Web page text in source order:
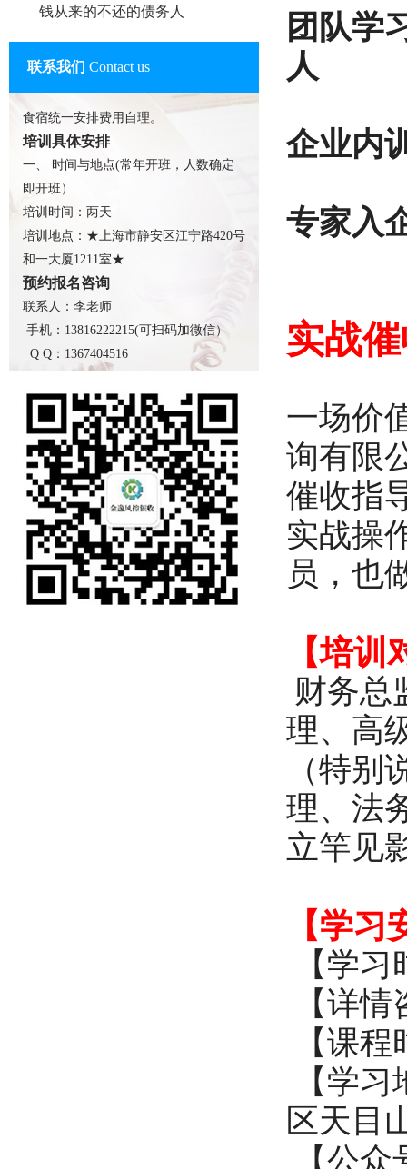
钱从来的不还的债务人
联系我们 Contact us
食宿统一安排费用自理。
培训具体安排
一、 时间与地点(常年开班，人数确定
即开班）
培训时间：两天
培训地点：★上海市静安区江宁路420号
和一大厦1211室★
预约报名咨询
联系人：李老师
手机：13816222215(可扫码加微信）
Q Q：1367404516
团队学
人
企业内
专家入
实战
一场价
询有限
催收指
实战操
员，也
【培训
财务总
理、高
（特
理、法
立竿见
【学习
【学
【详情
【课程
【学
区天目
【公